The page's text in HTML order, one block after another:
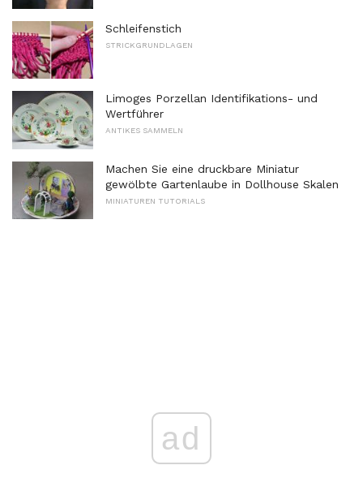
Schleifenstich
STRICKGRUNDLAGEN
Limoges Porzellan Identifikations- und
Wertführer
ANTIKES SAMMELN
Machen Sie eine druckbare Miniatur
gewölbte Gartenlaube in Dollhouse Skalen
MINIATUREN TUTORIALS
ad